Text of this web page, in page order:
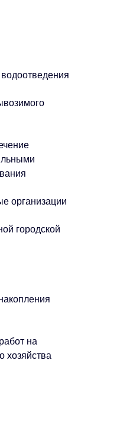
организации
городской
на
хозяйства